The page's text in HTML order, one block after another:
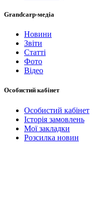
Grandcarp-медіа
Новини
Звіти
Статті
Фото
Відео
Особистий кабінет
Особистий кабінет
Історія замовлень
Мої закладки
Розсилка новин